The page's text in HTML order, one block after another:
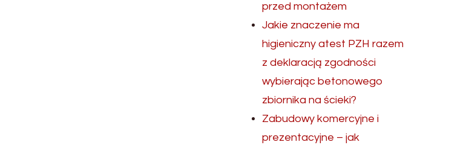
przed montażem
Jakie znaczenie ma
higieniczny atest PZH razem
z deklaracją zgodności
wybierając betonowego
zbiornika na ścieki?
Zabudowy komercyjne i
prezentacyjne – jak